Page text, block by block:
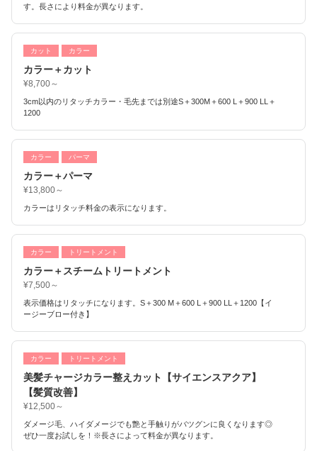
す。長さにより料金が異なります。
カット カラー
カラー＋カット
¥8,700～
3cm以内のリタッチカラー・毛先までは別途S＋300M＋600 L＋900 LL＋
1200
カラー パーマ
カラー＋パーマ
¥13,800～
カラーはリタッチ料金の表示になります。
カラー トリートメント
カラー＋スチームトリートメント
¥7,500～
表示価格はリタッチになります。S＋300 M＋600 L＋900 LL＋1200【イ
ージーブロー付き】
カラー トリートメント
美髪チャージカラー整えカット【サイエンスアクア】
【髪質改善】
¥12,500～
ダメージ毛、ハイダメージでも艶と手触りがバツグンに良くなります◎
ぜひ一度お試しを！※長さによって料金が異なります。